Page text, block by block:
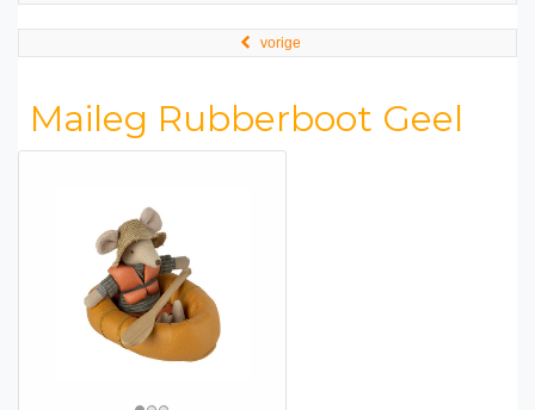
vorige
Maileg Rubberboot Geel